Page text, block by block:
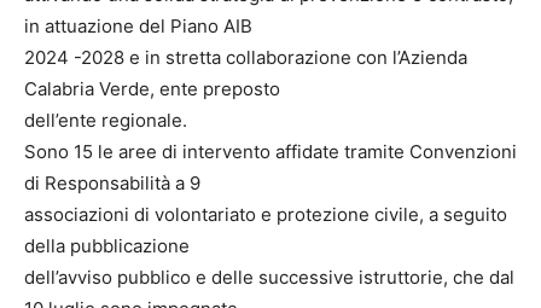
in attuazione del Piano AIB
2024 -2028 e in stretta collaborazione con l’Azienda
Calabria Verde, ente preposto
dell’ente regionale.
Sono 15 le aree di intervento affidate tramite Convenzioni
di Responsabilità a 9
associazioni di volontariato e protezione civile, a seguito
della pubblicazione
dell’avviso pubblico e delle successive istruttorie, che dal